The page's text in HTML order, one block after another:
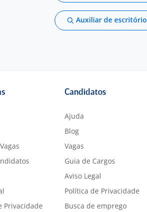
Auxiliar de escritório
Privacidade
Candidatos
Ajuda
Blog
Vagas
Guia de Cargos
Aviso Legal
Política de Privacidade
Busca de emprego